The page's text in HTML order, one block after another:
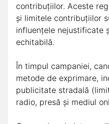
contribuțiilor. Aceste
și limitele contribuțiilor
influențele nejustificate
echitabilă.
În timpul campaniei,
metode de exprimare,
publicitate stradală
radio, presă și mediul